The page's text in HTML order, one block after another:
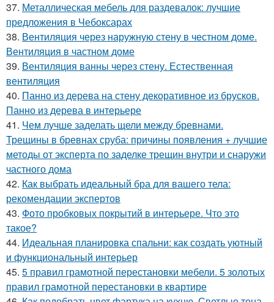
37. Металлическая мебель для раздевалок: лучшие
предложения в Чебоксарах
38. Вентиляция через наружную стену в честном доме.
Вентиляция в частном доме
39. Вентиляция ванны через стену. Естественная
вентиляция
40. Панно из дерева на стену декоративное из брусков.
Панно из дерева в интерьере
41. Чем лучше заделать щели между бревнами.
Трещины в бревнах сруба: причины появления + лучшие
методы от эксперта по заделке трещин внутри и снаружи
частного дома
42. Как выбрать идеальный бра для вашего тела:
рекомендации экспертов
43. Фото пробковых покрытий в интерьере. Что это
такое?
44. Идеальная планировка спальни: как создать уютный
и функциональный интерьер
45. 5 правил грамотной перестановки мебели. 5 золотых
правил грамотной перестановки в квартире